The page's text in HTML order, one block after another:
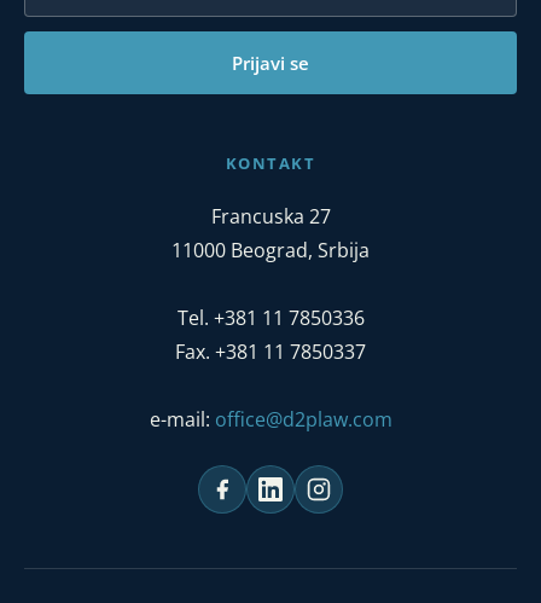
Prijavi se
KONTAKT
Francuska 27
11000 Beograd, Srbija
Tel. +381 11 7850336
Fax. +381 11 7850337
e-mail: office@d2plaw.com